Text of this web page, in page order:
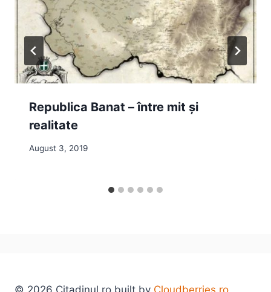
Republica Banat – între mit și
realitate
August 3, 2019
© 2026 Citadinul.ro built by Cloudberries.ro